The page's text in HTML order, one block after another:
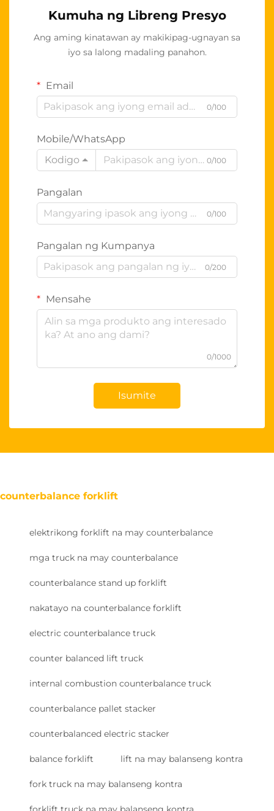
Kumuha ng Libreng Presyo
Ang aming kinatawan ay makikipag-ugnayan sa
iyo sa lalong madaling panahon.
Email
0/100
Mobile/WhatsApp
Kodigo
0/100
Pangalan
0/100
Pangalan ng Kumpanya
0/200
Mensahe
0/1000
Isumite
counterbalance forklift
elektrikong forklift na may counterbalance
mga truck na may counterbalance
counterbalance stand up forklift
nakatayo na counterbalance forklift
electric counterbalance truck
counter balanced lift truck
internal combustion counterbalance truck
counterbalance pallet stacker
counterbalanced electric stacker
balance forklift lift na may balanseng kontra
fork truck na may balanseng kontra